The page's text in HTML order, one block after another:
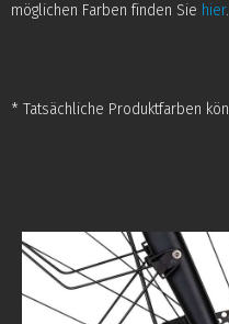
möglichen Farben finden Sie hier.
* Tatsächliche Produktfarben